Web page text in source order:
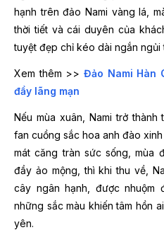
hạnh trên đảo Nami vàng lá,
thời tiết và cái duyên của
tuyệt đẹp chỉ kéo dài ngắn ngủi
Xem thêm >> Đảo Nami Hàn
đầy lãng mạn
Nếu mùa xuân, Nami trở
fan cuồng sắc hoa anh đào
mát căng tràn sức sống, mùa
đầy ảo mộng, thì khi thu về,
cây ngân hạnh, được nhuộm
những sắc màu khiến tâm hồn
yên.